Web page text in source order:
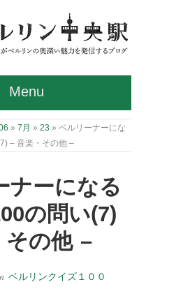
Menu
» 7月 » 23 » ベルリーナーにな
– 音楽・その他 –
ナーになる
の問い(7)
その他 –
ベルリンクイズ１００